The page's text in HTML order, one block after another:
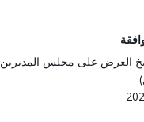
العرض على مجلس المديرين